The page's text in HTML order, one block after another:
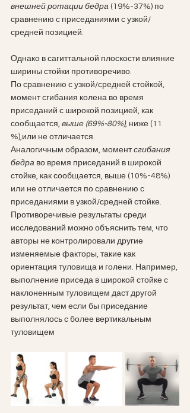
внешней ротации бедра (19%-37%) по
сравнению с приседаниями с узкой/
средней позицией.
Однако в сагиттальной плоскости влияние
ширины стойки противоречиво.
По сравнению с узкой/средней стойкой,
момент сгибания колена во время
приседаний с широкой позицией, как
сообщается, выше (69%-80%), ниже (11
%),или не отличается.
Аналогичным образом, момент сгибания
бедра во время приседаний в широкой
стойке, как сообщается, выше (10%-48%)
или не отличается по сравнению с
приседаниями в узкой/средней стойке.
Противоречивые результаты среди
исследований можно объяснить тем, что
авторы не контролировали другие
изменяемые факторы, такие как
ориентация туловища и голени. Например,
выполнение приседа в широкой стойке с
наклоненным туловищем даст другой
результат, чем если бы приседание
выполнялось с более вертикальным
туловищем